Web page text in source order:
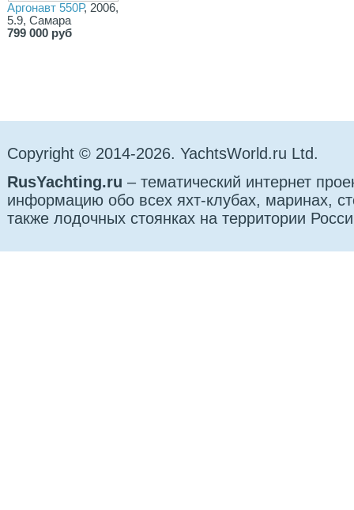
Аргонавт 550Р, 2006,
5.9, Самара
799 000 руб
Copyright © 2014-2026. YachtsWorld.ru Ltd.
RusYachting.ru – тематический интернет
информацию обо всех яхт-клубах, маринах,
также лодочных стоянках на территории